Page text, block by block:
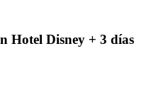
Hotel Disney + 3 días